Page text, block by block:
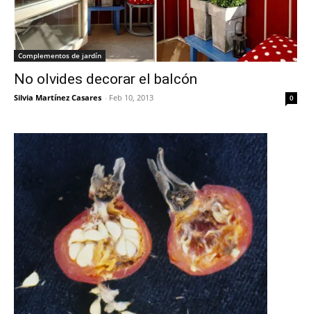
Complementos de jardín
No olvides decorar el balcón
Silvia Martínez Casares - Feb 10, 2013 0